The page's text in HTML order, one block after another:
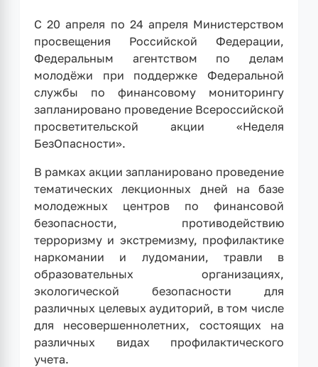
С 20 апреля по 24 апреля Министерством
просвещения Российской Федерации,
Федеральным агентством по делам
молодёжи при поддержке Федеральной
службы по финансовому мониторингу
запланировано проведение Всероссийской
просветительской акции «Неделя
БезОпасности».
В рамках акции запланировано проведение
тематических лекционных дней на базе
молодежных центров по финансовой
безопасности, противодействию
терроризму и экстремизму, профилактике
наркомании и лудомании, травли в
образовательных организациях,
экологической безопасности для
различных целевых аудиторий, в том числе
для несовершеннолетних, состоящих на
различных видах профилактического
учета.